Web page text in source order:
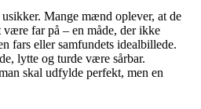
Mange mænd oplever, at de
være far på – en måde, der ikke
fars eller samfundets idealbillede.
lytte og turde være sårbar.
skal udfylde perfekt, men en